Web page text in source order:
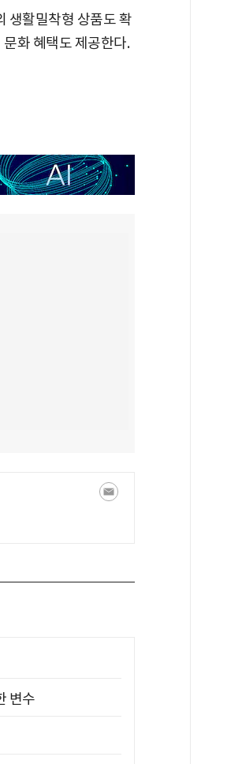
생활밀착형 상품도 확
화 혜택도 제공한다.
변수